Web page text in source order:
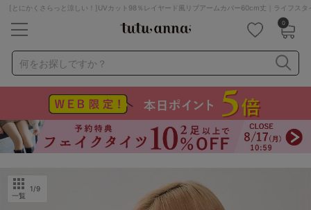
[とにかくさらっと涼しい！]UVカット98％レイヤード風リブアームカバー60cm丈｜ライフスタ
0
何をお探しですか？
ナイトブラ ノンワイヤー 特盛ブラ
チューブトップ
折り畳み
パジャマ ストッキング
キャミソール
カテゴリから探す
一覧
1/9